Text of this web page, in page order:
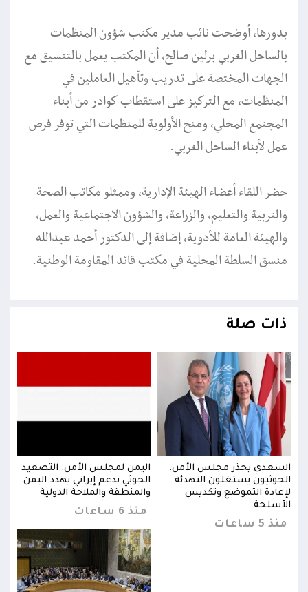
بدورها، أوضحت نائب مدير مكتب شؤون المنظمات
بالساحل الغربي برلين صالح، أن المكتب يعمل بالتنسيق مع
الجهات المختصة على تدريب وتأهيل العاملين في
المنظمات، مع التركيز على استقطاب كوادر من أبناء
المجتمع المحلي، ومنح الأولوية للمنظمات التي توفر فرص
عمل لأبناء الساحل الغربي.
حضر اللقاء أعضاء الهيئة الإدارية، وممثلو مكاتب الصحة
والتربية والتعليم، والزراعة، والشؤون الاجتماعية والعمل،
والهيئة العامة للأدوية، إضافة إلى الدكتور أحمد عبدالله
منسق السلطة المحلية في مكتب قائد المقاومة الوطنية.
ذات صلة
السعدي يحذر مجلس الأمن:
الحوثيون يستغلون التهدئة
لإعادة التموضع وتكديس
الأسلحة
منذ 5 ساعات
اليمن لمجلس الأمن: التصعيد
الحوثي بدعم إيراني يهدد اليمن
والمنطقة والملاحة الدولية
منذ 6 ساعات